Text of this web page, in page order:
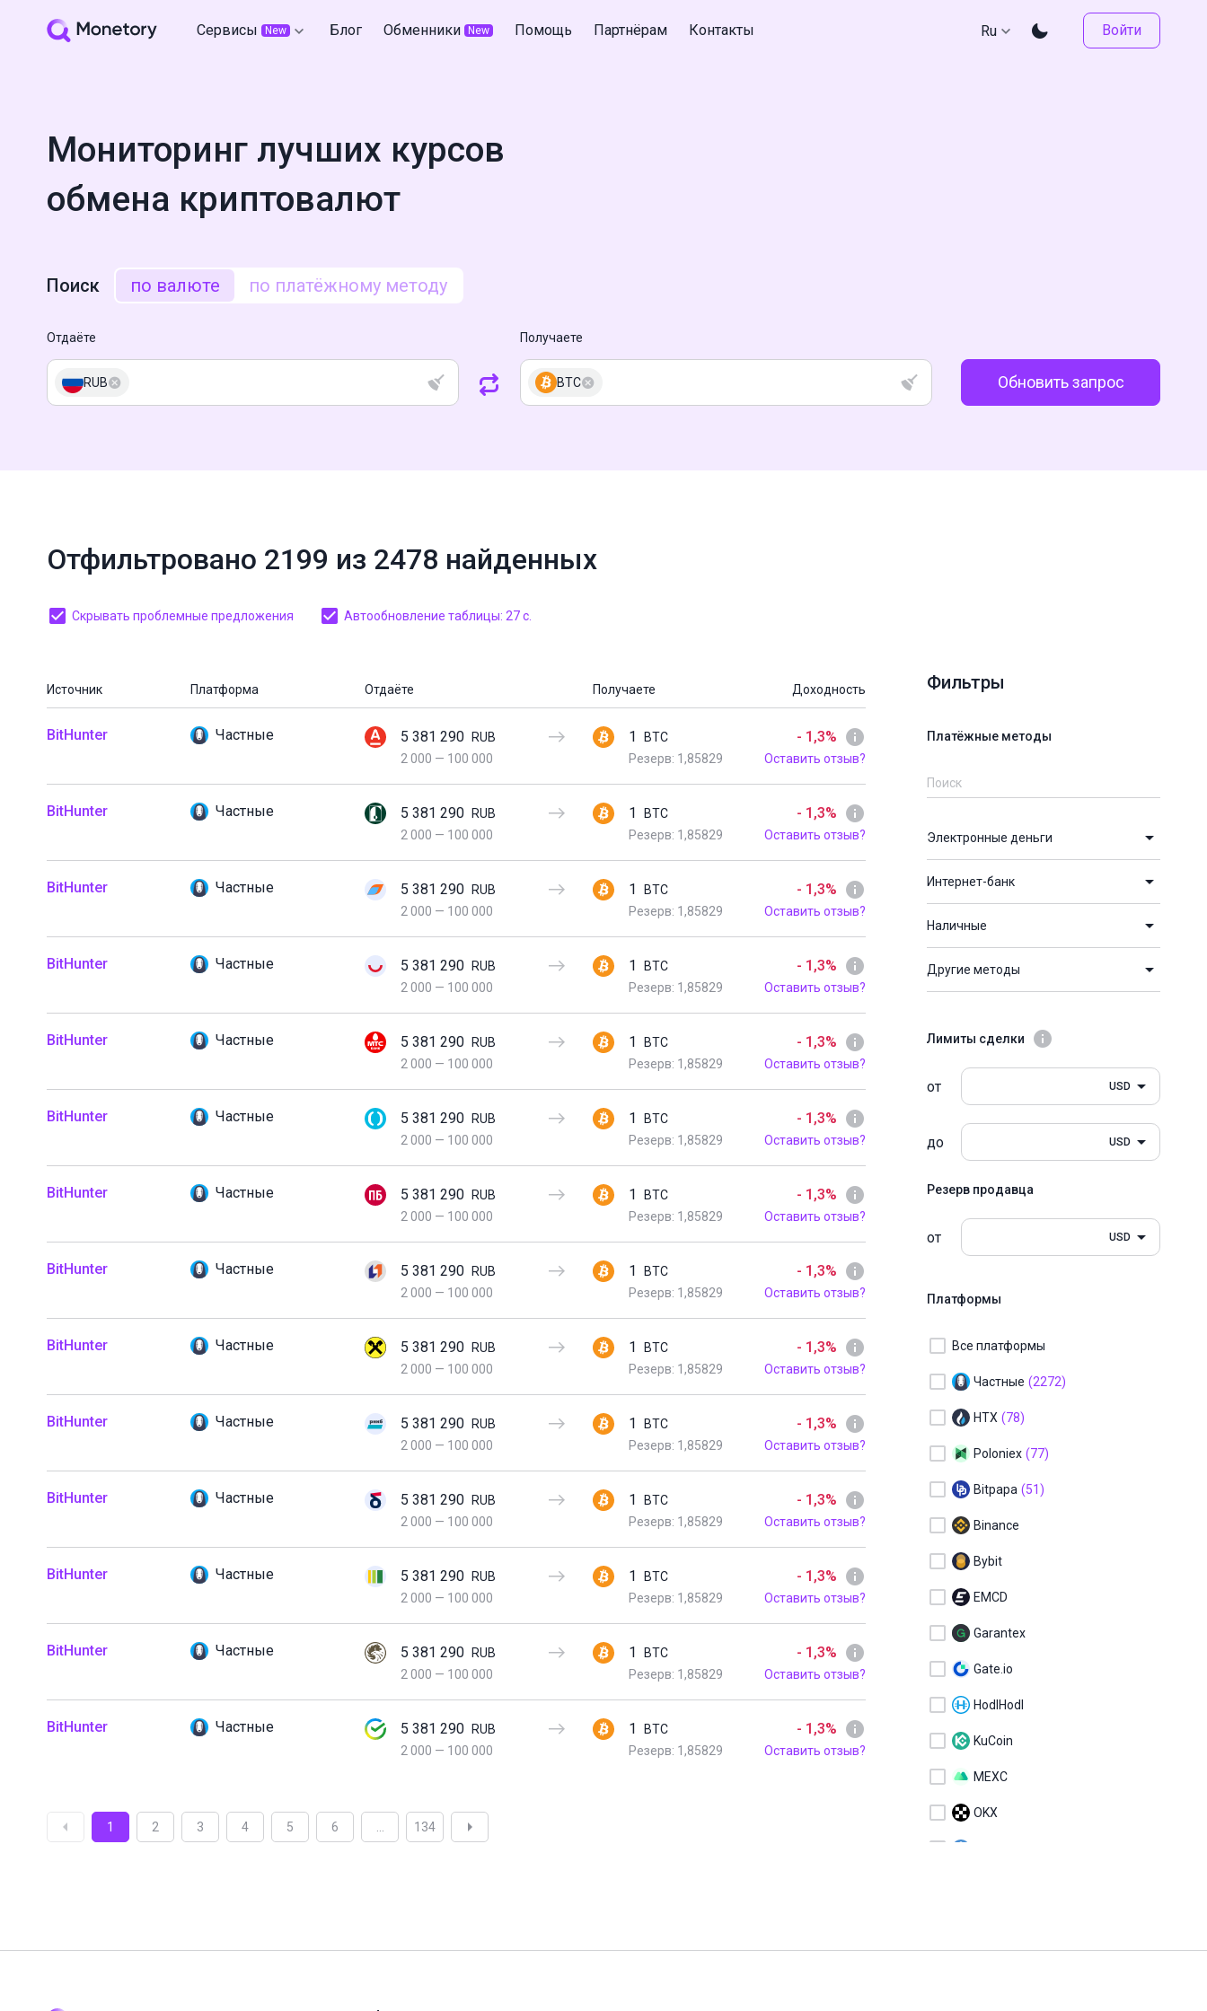
Сервисы New Блог Обменники New Помощь Партнёрам Контакты Ru Войти
Мониторинг лучших курсов
обмена криптовалют
Поиск по валюте по платёжному методу
Отдаёте
RUB
Получаете
BTC Обновить запрос
Отфильтровано 2199 из 2478 найденных
Скрывать проблемные предложения Автообновление таблицы: 27 с.
Источник Платформа Отдаёте Получаете Доходность
BitHunter Частные 5 381 290
RUB
2 000 — 100 000
1
BTC
Резерв: 1,85829
- 1,3%
Оставить отзыв?
BitHunter Частные 5 381 290
RUB
2 000 — 100 000
1
BTC
Резерв: 1,85829
- 1,3%
Оставить отзыв?
BitHunter Частные 5 381 290
RUB
2 000 — 100 000
1
BTC
Резерв: 1,85829
- 1,3%
Оставить отзыв?
BitHunter Частные 5 381 290
RUB
2 000 — 100 000
1
BTC
Резерв: 1,85829
- 1,3%
Оставить отзыв?
BitHunter Частные 5 381 290
RUB
2 000 — 100 000
1
BTC
Резерв: 1,85829
- 1,3%
Оставить отзыв?
BitHunter Частные 5 381 290
RUB
2 000 — 100 000
1
BTC
Резерв: 1,85829
- 1,3%
Оставить отзыв?
BitHunter Частные 5 381 290
RUB
2 000 — 100 000
1
BTC
Резерв: 1,85829
- 1,3%
Оставить отзыв?
BitHunter Частные 5 381 290
RUB
2 000 — 100 000
1
BTC
Резерв: 1,85829
- 1,3%
Оставить отзыв?
BitHunter Частные 5 381 290
RUB
2 000 — 100 000
1
BTC
Резерв: 1,85829
- 1,3%
Оставить отзыв?
BitHunter Частные 5 381 290
RUB
2 000 — 100 000
1
BTC
Резерв: 1,85829
- 1,3%
Оставить отзыв?
BitHunter Частные 5 381 290
RUB
2 000 — 100 000
1
BTC
Резерв: 1,85829
- 1,3%
Оставить отзыв?
BitHunter Частные 5 381 290
RUB
2 000 — 100 000
1
BTC
Резерв: 1,85829
- 1,3%
Оставить отзыв?
BitHunter Частные 5 381 290
RUB
2 000 — 100 000
1
BTC
Резерв: 1,85829
- 1,3%
Оставить отзыв?
BitHunter Частные 5 381 290
RUB
2 000 — 100 000
1
BTC
Резерв: 1,85829
- 1,3%
Оставить отзыв?
1 2 3 4 5 6 134
Фильтры
Платёжные методы
Электронные деньги
Интернет-банк
Наличные
Другие методы
Лимиты сделки
от USD
до USD
Резерв продавца
от USD
Платформы
Все платформы
Частные (2272)
HTX (78)
Poloniex (77)
Bitpapa (51)
Binance
Bybit
EMCD
Garantex
Gate.io
HodlHodl
KuCoin
MEXC
OKX